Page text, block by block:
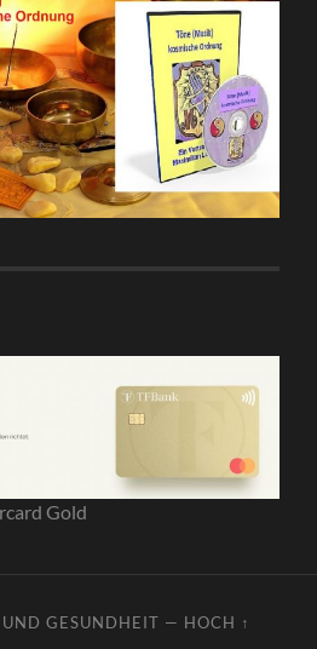
Gold
GESUNDHEIT — HOCH ↑